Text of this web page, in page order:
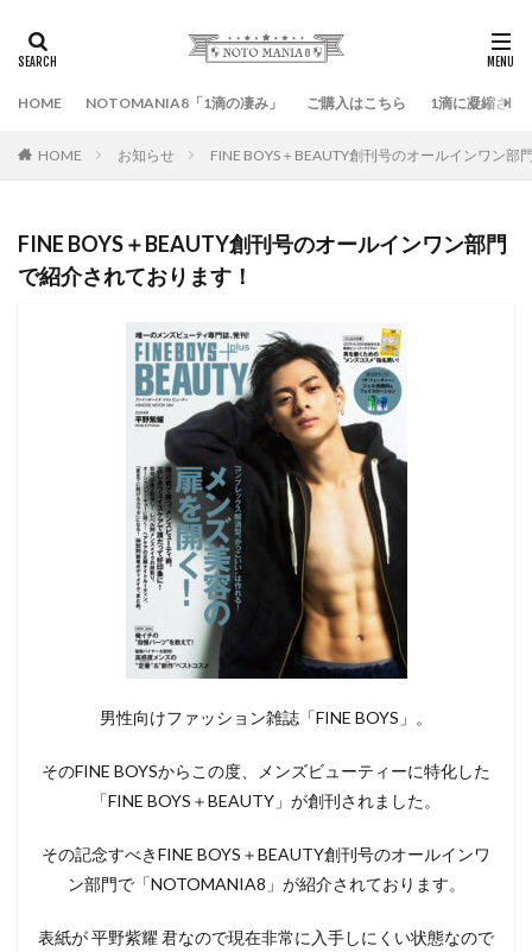
HOME NOTOMANIA8「1滴の凄み」 ご購入はこちら 1滴に凝縮され
HOME お知らせ FINE BOYS＋BEAUTY創刊号のオールインワン部
FINE BOYS＋BEAUTY創刊号のオールインワン部門
で紹介されております！
男性向けファッション雑誌「FINE BOYS」。
そのFINE BOYSからこの度、メンズビューティーに特化した
「FINE BOYS＋BEAUTY」が創刊されました。
その記念すべきFINE BOYS＋BEAUTY創刊号のオールインワ
ン部門で「NOTOMANIA8」が紹介されております。
表紙が 平野紫耀 君なので現在非常に入手しにくい状態なので